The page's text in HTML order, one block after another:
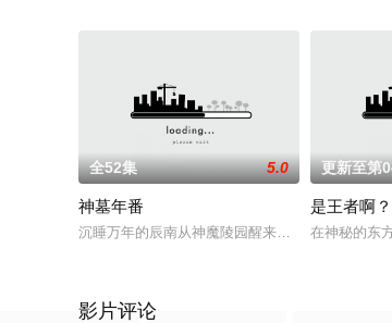
全52集 5.0
神墓年番
沉睡万年的辰南从神魔陵园醒来，在经历了一系
更新至第
是王者啊
在神秘的东
影片评论